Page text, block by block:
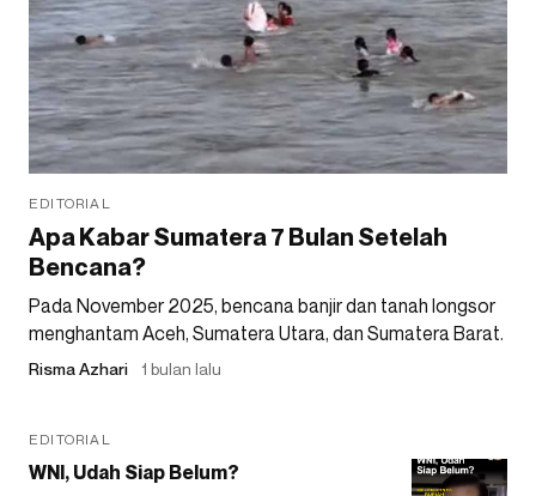
EDITORIAL
Apa Kabar Sumatera 7 Bulan Setelah
Bencana?
Pada November 2025, bencana banjir dan tanah longsor
menghantam Aceh, Sumatera Utara, dan Sumatera Barat.
Risma Azhari 1 bulan lalu
EDITORIAL
WNI, Udah Siap Belum?